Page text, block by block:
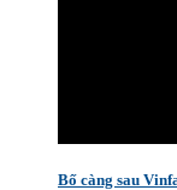
Bố càng sau